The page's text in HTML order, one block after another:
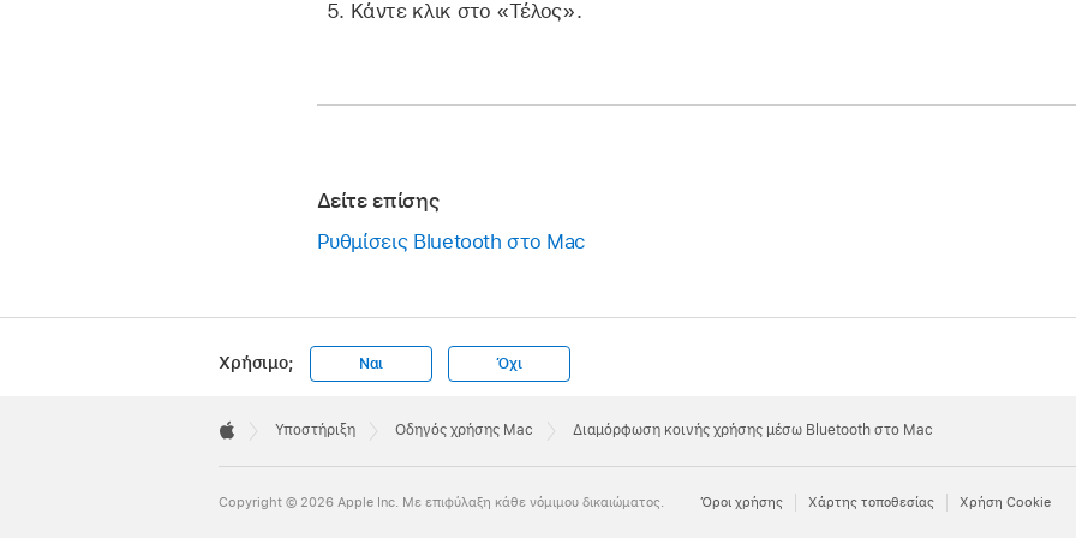
Κάντε κλικ στο «Τέλος».
Δείτε επίσης
Ρυθμίσεις Bluetooth στο Mac
Χρήσιμο; Ναι Όχι
Footer

Υποστήριξη Οδηγός χρήσης Mac Διαμόρφωση κοινής χρήσης μέσω Bluetooth στο Mac
Copyright © 2026 Apple Inc. Με επιφύλαξη κάθε νόμιμου δικαιώματος. Όροι χρήσης Χάρτης τοποθεσίας Χρήση Cookie